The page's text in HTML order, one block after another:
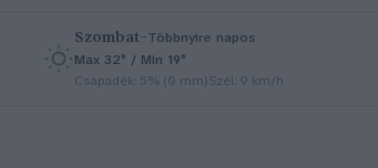
Szombat–Többnyire napos
Max 32° / Min 19°
Csapadék: 5% (0 mm)Szél: 9 km/h